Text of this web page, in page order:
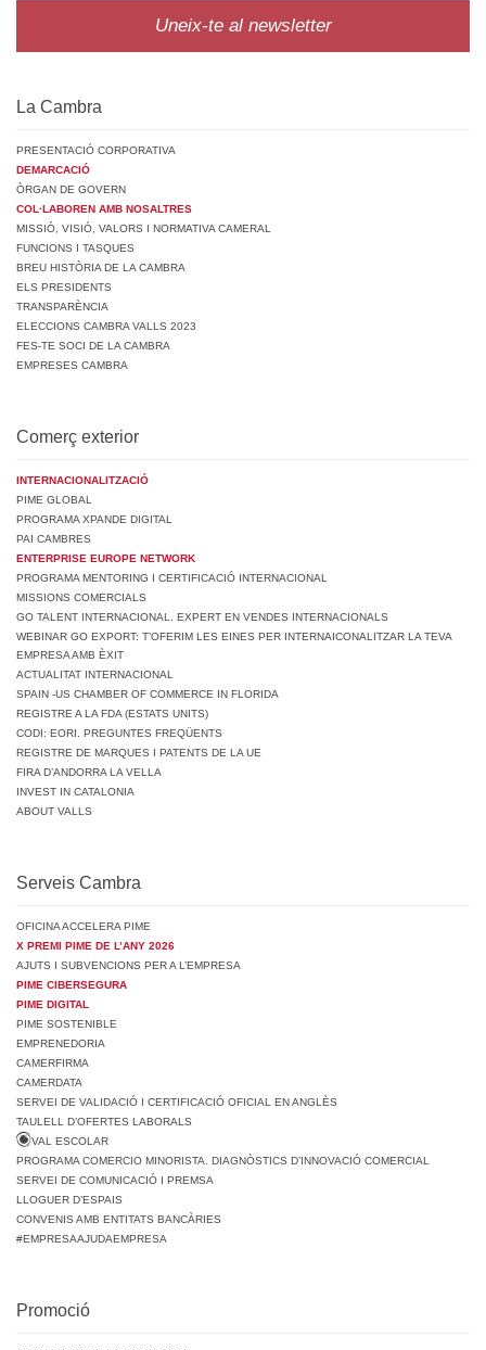
Uneix-te al newsletter
La Cambra
PRESENTACIÓ CORPORATIVA
DEMARCACIÓ
ÒRGAN DE GOVERN
COL·LABOREN AMB NOSALTRES
MISSIÓ, VISIÓ, VALORS I NORMATIVA CAMERAL
FUNCIONS I TASQUES
BREU HISTÒRIA DE LA CAMBRA
ELS PRESIDENTS
TRANSPARÈNCIA
ELECCIONS CAMBRA VALLS 2023
FES-TE SOCI DE LA CAMBRA
EMPRESES CAMBRA
Comerç exterior
INTERNACIONALITZACIÓ
PIME GLOBAL
PROGRAMA XPANDE DIGITAL
PAI CAMBRES
ENTERPRISE EUROPE NETWORK
PROGRAMA MENTORING I CERTIFICACIÓ INTERNACIONAL
MISSIONS COMERCIALS
GO TALENT INTERNACIONAL. EXPERT EN VENDES INTERNACIONALS
WEBINAR GO EXPORT: T’OFERIM LES EINES PER INTERNAICONALITZAR LA TEVA
EMPRESA AMB ÈXIT
ACTUALITAT INTERNACIONAL
SPAIN -US CHAMBER OF COMMERCE IN FLORIDA
REGISTRE A LA FDA (ESTATS UNITS)
CODI: EORI. PREGUNTES FREQÜENTS
REGISTRE DE MARQUES I PATENTS DE LA UE
FIRA D’ANDORRA LA VELLA
INVEST IN CATALONIA
ABOUT VALLS
Serveis Cambra
OFICINA ACCELERA PIME
X PREMI PIME DE L’ANY 2026
AJUTS I SUBVENCIONS PER A L’EMPRESA
PIME CIBERSEGURA
PIME DIGITAL
PIME SOSTENIBLE
EMPRENEDORIA
CAMERFIRMA
CAMERDATA
SERVEI DE VALIDACIÓ I CERTIFICACIÓ OFICIAL EN ANGLÈS
TAULELL D’OFERTES LABORALS
VAL ESCOLAR
PROGRAMA COMERCIO MINORISTA. DIAGNÒSTICS D’INNOVACIÓ COMERCIAL
SERVEI DE COMUNICACIÓ I PREMSA
LLOGUER D’ESPAIS
CONVENIS AMB ENTITATS BANCÀRIES
#EMPRESAAJUDAEMPRESA
Promoció